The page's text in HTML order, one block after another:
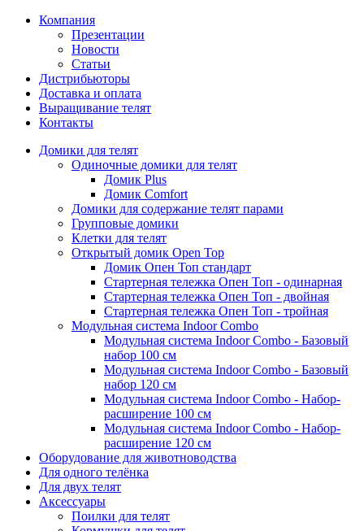
Компания
Презентации
Новости
Статьи
Дистрибьюторы
Доставка и оплата
Выращивание телят
Контакты
Домики для телят
Одиночные домики для телят
Домик Plus
Домик Comfort
Домики для содержание телят парами
Групповые домики
Клетки для телят
Открытый домик Open Top
Домик Опен Топ стандарт
Стартерная тележка Опен Топ - одинарная
Стартерная тележка Опен Топ - двойная
Стартерная тележка Опен Топ - тройная
Модульная система Indoor Combo
Модульная система Indoor Combo - Базовый
набор 100 см
Модульная система Indoor Combo - Базовый
набор 120 см
Модульная система Indoor Combo - Набор-
расширение 100 см
Модульная система Indoor Combo - Набор-
расширение 120 см
Оборудование для животноводства
Для одного телёнка
Для двух телят
Аксессуары
Поилки для телят